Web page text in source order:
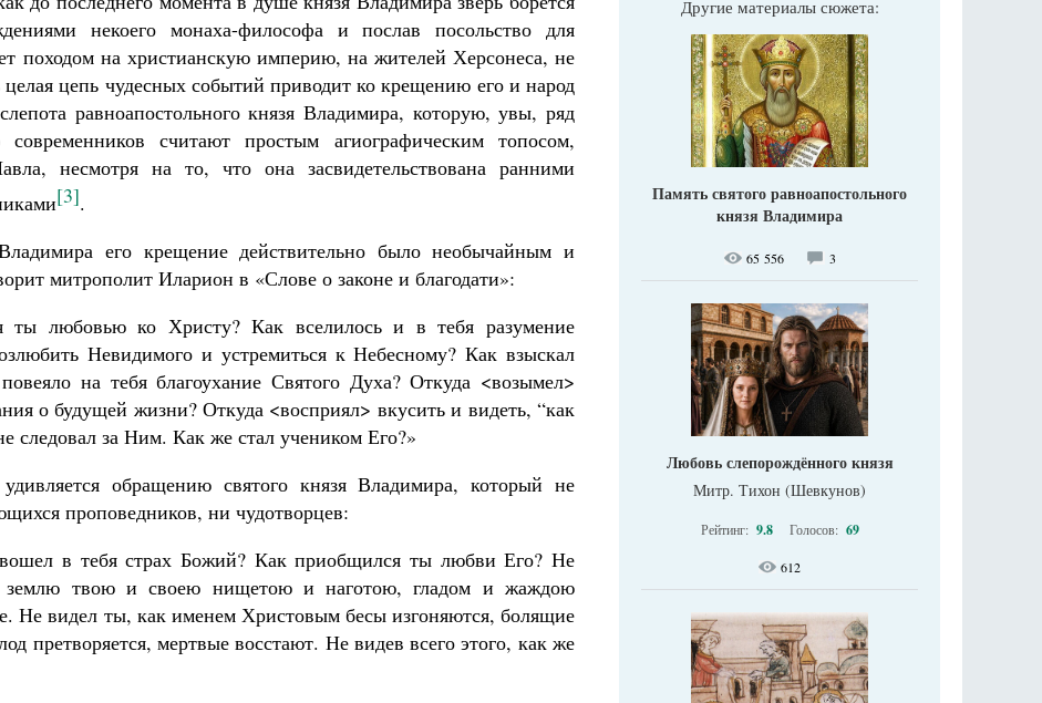
некоего монаха-философа и послав посольство для
походом на христианскую империю, на жителей Херсонеса, не
цепь чудесных событий приводит ко крещению его и народ
равноапостольного князя Владимира, которую, увы, ряд
считают простым агиографическим топосом,
несмотря на то, что она засвидетельствована ранними
[3].
его крещение действительно было необычайным и
митрополит Иларион в «Слове о законе и благодати»:
ты любовью ко Христу? Как вселилось и в тебя разумение
Невидимого и устремиться к Небесному? Как взыскал
на тебя благоухание Святого Духа? Откуда <возымел>
о будущей жизни? Откуда <восприял> вкусить и видеть, “как
следовал за Ним. Как же стал учеником Его?»
обращению святого князя Владимира, который не
проповедников, ни чудотворцев:
вошел в тебя страх Божий? Как приобщился ты любви Его? Не
землю твою и своею нищетою и наготою, гладом и жаждою
Не видел ты, как именем Христовым бесы изгоняются, болящие
претворяется, мертвые восстают. Не видев всего этого, как же
Другие материалы сюжета:
Память святого равноапостольного
князя Владимира
65 556 3
Любовь слепорождённого князя
Митр. Тихон (Шевкунов)
Рейтинг: 9.8 Голосов: 69
612